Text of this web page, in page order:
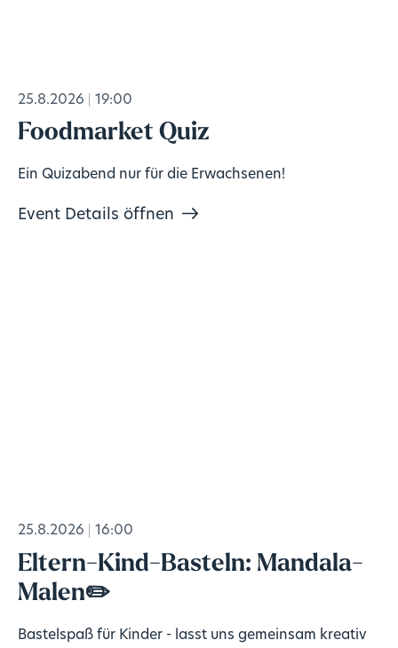
25.8.2026 19:00
Foodmarket Quiz
Ein Quizabend nur für die Erwachsenen!
Event Details öffnen
25.8.2026 16:00
Eltern-Kind-Basteln: Mandala-
Malen✏️
Bastelspaß für Kinder - lasst uns gemeinsam kreativ